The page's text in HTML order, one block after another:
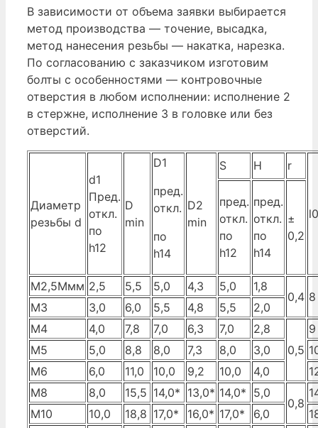
В зависимости от объема заявки выбирается
метод производства — точение, высадка,
метод нанесения резьбы — накатка, нарезка.
По согласованию с заказчиком изготовим
болты с особенностями — контровочные
отверстия в любом исполнении: исполнение 2
в стержне, исполнение 3 в головке или без
отверстий.
Диаметр
резьбы d
d1
Пред.
откл.
по
h12
D
min
D1
пред.
откл.
по
h14
D2
min
S H r
l0
пред.
откл.
по
h12
пред.
откл.
по
h14
±
0,2
M2,5Ммм 2,5 5,5 5,0 4,3 5,0 1,8
0,4 8
M3 3,0 6,0 5,5 4,8 5,5
2,0
М4
4,0 7,8 7,0 6,3 7,0
2,8
0,5
9
М5
5,0 8,8 8,0 7,3 8,0 3,0
М6
6,0 11,0 10,0 9,2 10,0 4,0
М8
8,0 15,5 14,0* 13,0* 14,0* 5,0
0,8
М10
10,0 18,8 17,0* 16,0* 17,0* 6,0